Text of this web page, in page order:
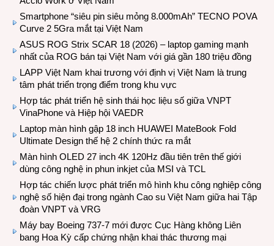
Smartphone “siêu pin siêu mỏng 8.000mAh” TECNO POVA
Curve 2 5Gra mắt tại Việt Nam
ASUS ROG Strix SCAR 18 (2026) – laptop gaming mạnh
nhất của ROG bán tại Việt Nam với giá gần 180 triệu đồng
LAPP Việt Nam khai trương với định vị Việt Nam là trung
tâm phát triển trọng điểm trong khu vực
Hợp tác phát triển hệ sinh thái học liệu số giữa VNPT
VinaPhone và Hiệp hội VAEDR
Laptop màn hình gập 18 inch HUAWEI MateBook Fold
Ultimate Design thế hệ 2 chính thức ra mắt
Màn hình OLED 27 inch 4K 120Hz đầu tiên trên thế giới
dùng công nghệ in phun inkjet của MSI và TCL
Hợp tác chiến lược phát triển mô hình khu công nghiệp công
nghệ số hiện đại trong ngành Cao su Việt Nam giữa hai Tập
đoàn VNPT và VRG
Máy bay Boeing 737-7 mới được Cục Hàng không Liên
bang Hoa Kỳ cấp chứng nhận khai thác thương mại